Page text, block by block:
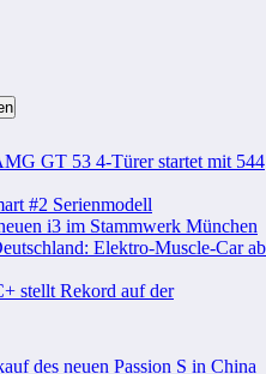
GT 53 4-Türer startet mit 544
#2 Serienmodell
i3 im Stammwerk München
Elektro-Muscle-Car ab
stellt Rekord auf der
des neuen Passion S in China